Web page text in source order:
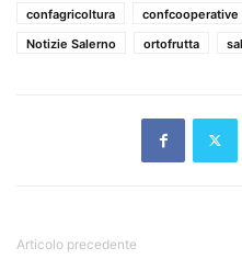
confagricoltura
confcooperative
Notizie Salerno
ortofrutta
Articolo precedente